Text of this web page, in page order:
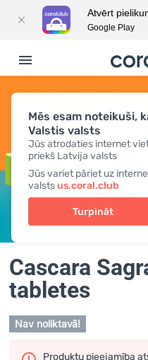
Mēs esam noteikuši,
Valstis valsts
Jūs atrodaties internet
priekš Latvija valsts
Jūs variet pāriet uz
valstsus.coral.club
Turpināt
Cascara
tabletes
Nav noliktavā!
Produktu pieejamība
Atvērt
Google Play